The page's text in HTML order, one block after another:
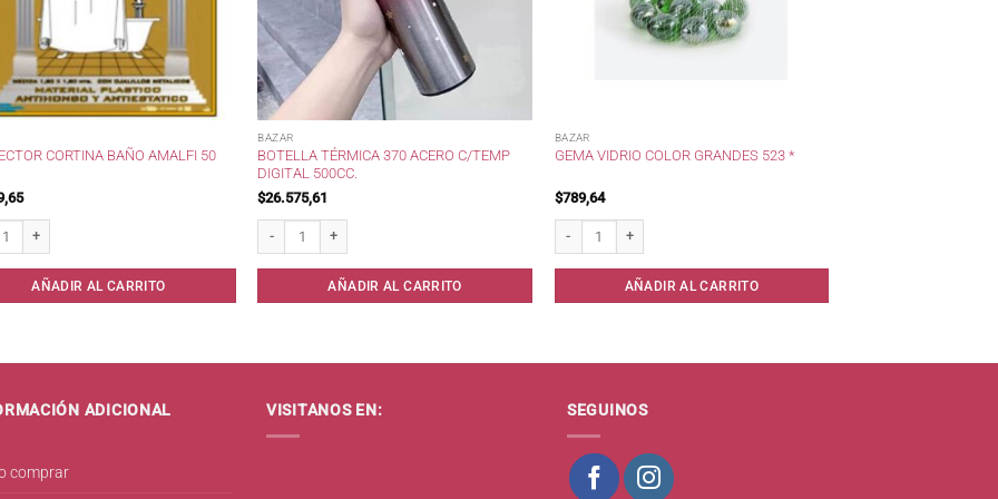
CORTINA BAÑO AMALFI 50
AÑADIR AL CARRITO
BAZAR
BOTELLA TÉRMICA 370 ACERO C/TEMP
DIGITAL 500CC.
$26.575,61
AÑADIR AL CARRITO
BAZAR
GEMA VIDRIO COLOR GRANDES 523 *
$789,64
AÑADIR AL CARRITO
ADICIONAL
comprar
VISITANOS EN: SEGUINOS